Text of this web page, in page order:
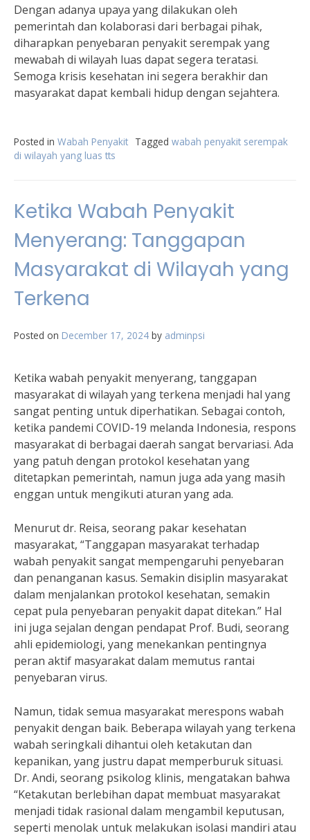
Dengan adanya upaya yang dilakukan oleh
pemerintah dan kolaborasi dari berbagai pihak,
diharapkan penyebaran penyakit serempak yang
mewabah di wilayah luas dapat segera teratasi.
Semoga krisis kesehatan ini segera berakhir dan
masyarakat dapat kembali hidup dengan sejahtera.
Posted in Wabah Penyakit Tagged wabah penyakit serempak
di wilayah yang luas tts
Ketika Wabah Penyakit
Menyerang: Tanggapan
Masyarakat di Wilayah yang
Terkena
Posted on December 17, 2024 by adminpsi
Ketika wabah penyakit menyerang, tanggapan
masyarakat di wilayah yang terkena menjadi hal yang
sangat penting untuk diperhatikan. Sebagai contoh,
ketika pandemi COVID-19 melanda Indonesia, respons
masyarakat di berbagai daerah sangat bervariasi. Ada
yang patuh dengan protokol kesehatan yang
ditetapkan pemerintah, namun juga ada yang masih
enggan untuk mengikuti aturan yang ada.
Menurut dr. Reisa, seorang pakar kesehatan
masyarakat, “Tanggapan masyarakat terhadap
wabah penyakit sangat mempengaruhi penyebaran
dan penanganan kasus. Semakin disiplin masyarakat
dalam menjalankan protokol kesehatan, semakin
cepat pula penyebaran penyakit dapat ditekan.” Hal
ini juga sejalan dengan pendapat Prof. Budi, seorang
ahli epidemiologi, yang menekankan pentingnya
peran aktif masyarakat dalam memutus rantai
penyebaran virus.
Namun, tidak semua masyarakat merespons wabah
penyakit dengan baik. Beberapa wilayah yang terkena
wabah seringkali dihantui oleh ketakutan dan
kepanikan, yang justru dapat memperburuk situasi.
Dr. Andi, seorang psikolog klinis, mengatakan bahwa
“Ketakutan berlebihan dapat membuat masyarakat
menjadi tidak rasional dalam mengambil keputusan,
seperti menolak untuk melakukan isolasi mandiri atau